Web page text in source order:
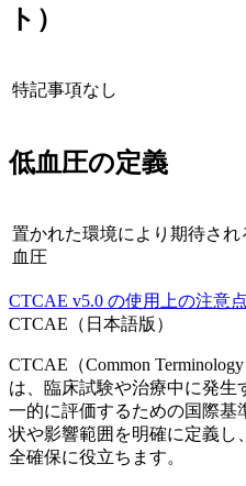
ト）
特記事項なし
低血圧の定義
置かれた環境により期待さ
血圧
CTCAE v5.0 の使用上の注意
CTCAE（日本語版）
CTCAE（Common
は、臨床試験や治療中に発
一的に評価するための国際基
状や影響範囲を明確に定義し
全確保に役立ちます。